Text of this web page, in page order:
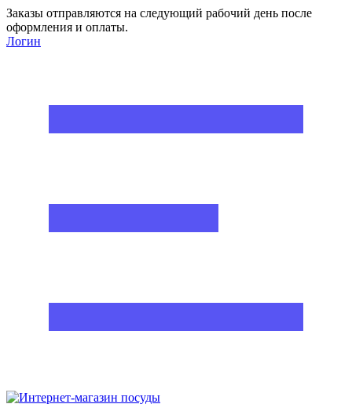
Заказы отправляются на следующий рабочий день после
оформления и оплаты.
Логин